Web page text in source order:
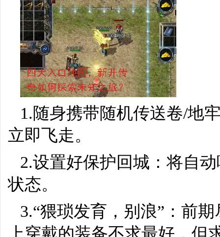
1.随身携带随机传送卷/地
立即飞走。
2.设置好保护回城：将自
状态。
3.“猥琐发育，别浪”：前
上穿戴的装备不求最好，